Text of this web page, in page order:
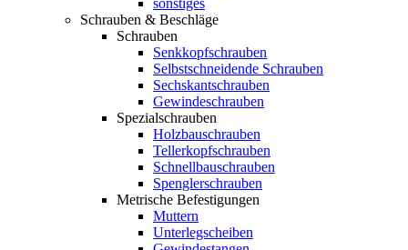
Schrauben & Beschläge
Schrauben
Senkkopfschrauben
Selbstschneidende Schrauben
Sechskantschrauben
Gewindeschrauben
Spezialschrauben
Holzbauschrauben
Tellerkopfschrauben
Schnellbauschrauben
Spenglerschrauben
Metrische Befestigungen
Muttern
Unterlegscheiben